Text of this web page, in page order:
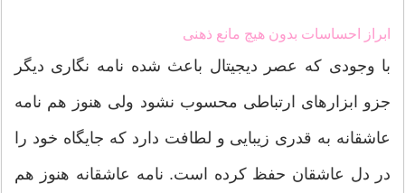
ابراز احساسات بدون هیچ مانع ذهنی
با وجودی که عصر دیجیتال باعث شده نامه نگاری دیگر
جزو ابزارهای ارتباطی محسوب نشود ولی هنوز هم نامه
عاشقانه به قدری زیبایی و لطافت دارد که جایگاه خود را
در دل عاشقان حفظ کرده است. نامه عاشقانه هنوز هم